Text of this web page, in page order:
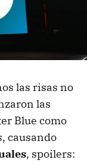
las risas no
las
Blue como
causando
, spoilers: